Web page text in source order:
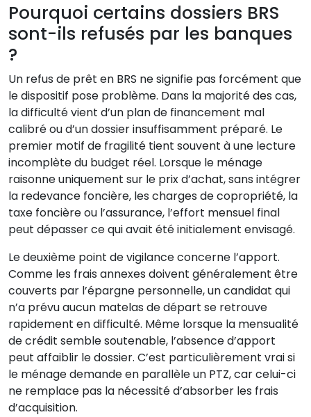
Pourquoi certains dossiers BRS
sont-ils refusés par les banques
?
Un refus de prêt en BRS ne signifie pas forcément que
le dispositif pose problème. Dans la majorité des cas,
la difficulté vient d’un plan de financement mal
calibré ou d’un dossier insuffisamment préparé. Le
premier motif de fragilité tient souvent à une lecture
incomplète du budget réel. Lorsque le ménage
raisonne uniquement sur le prix d’achat, sans intégrer
la redevance foncière, les charges de copropriété, la
taxe foncière ou l’assurance, l’effort mensuel final
peut dépasser ce qui avait été initialement envisagé.
Le deuxième point de vigilance concerne l’apport.
Comme les frais annexes doivent généralement être
couverts par l’épargne personnelle, un candidat qui
n’a prévu aucun matelas de départ se retrouve
rapidement en difficulté. Même lorsque la mensualité
de crédit semble soutenable, l’absence d’apport
peut affaiblir le dossier. C’est particulièrement vrai si
le ménage demande en parallèle un PTZ, car celui-ci
ne remplace pas la nécessité d’absorber les frais
d’acquisition.